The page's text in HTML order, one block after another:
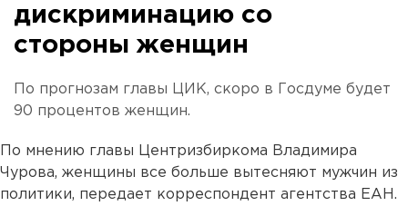
дискриминацию со
стороны женщин
По прогнозам главы ЦИК, скоро в Госдуме будет
90 процентов женщин.
По мнению главы Центризбиркома Владимира
Чурова, женщины все больше вытесняют мужчин из
политики, передает корреспондент агентства ЕАН.